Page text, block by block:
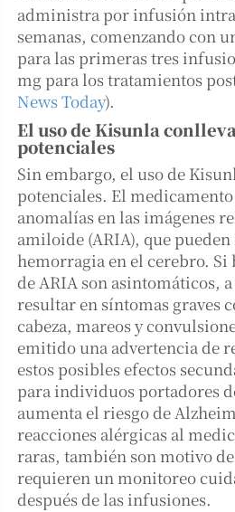
administra por infusión
semanas, comenzando con
para las primeras tres
mg para los tratamientos
News Today)​.
El uso de Kisunla
potenciales
Sin embargo, el uso de
potenciales. El
anomalías en las imágenes
amiloide (ARIA), que
hemorragia en el cerebro. Si
de ARIA son asintomáticos,
resultar en síntomas graves
cabeza, mareos y
emitido una advertencia de
estos posibles efectos
para individuos portadores
aumenta el riesgo de
reacciones alérgicas al
raras, también son motivo
requieren un monitoreo
después de las infusiones​​.